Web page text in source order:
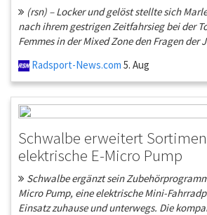
(rsn) – Locker und gelöst stellte sich
nach ihrem gestrigen Zeitfahrsieg bei der
Femmes in der Mixed Zone den Fragen der
Radsport-News.com 5. Aug
Schwalbe erweitert
elektrische E-Micro Pump
Schwalbe ergänzt sein
Micro Pump, eine elektrische Mini-
Einsatz zuhause und unterwegs. Die